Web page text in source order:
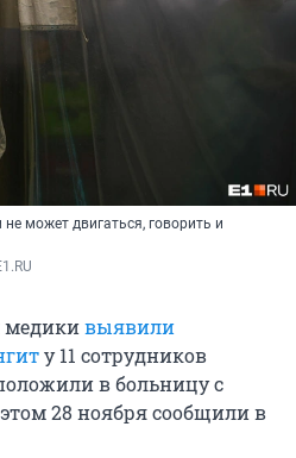
может двигаться, говорить и
медикивыявили
у 11 сотрудников
в больницу с
28 ноября сообщили в